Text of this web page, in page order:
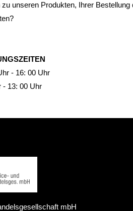
zu unseren Produkten, Ihrer Bestellung
- 16: 00 Uhr
- 13: 00 Uhr
mbH